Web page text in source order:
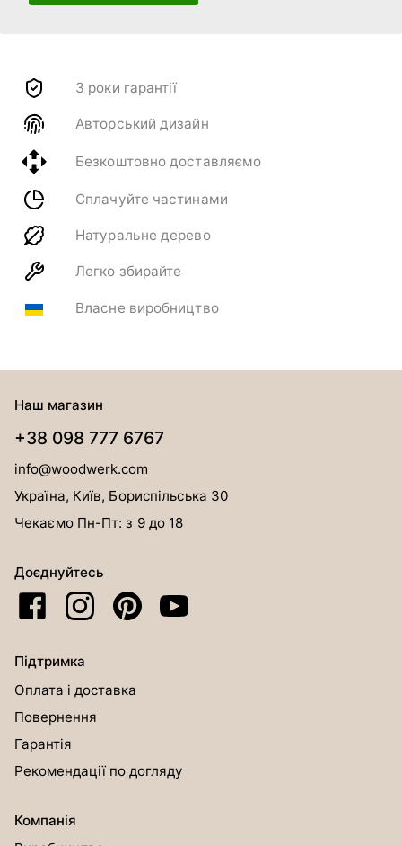
3 роки гарантії
Авторський дизайн
Безкоштовно доставляємо
Сплачуйте частинами
Натуральне дерево
Легко збирайте
Власне виробництво
Наш магазин
+38 098 777 6767
info@woodwerk.com
Україна, Київ, Бориспільська 30
Чекаємо Пн-Пт: з 9 до 18
Доєднуйтесь
Підтримка
Оплата і доставка
Повернення
Гарантія
Рекомендації по догляду
Компанія